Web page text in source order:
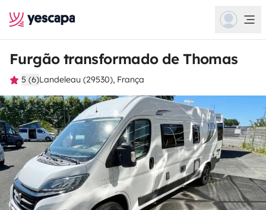
Furgão transformado de Thomas
5 (6)Landeleau (29530), França